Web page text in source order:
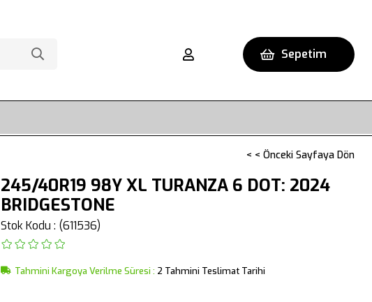
Sepetim
< < Önceki Sayfaya Dön
245/40R19 98Y XL TURANZA 6 DOT: 2024
BRIDGESTONE
Stok Kodu (611536)
Tahmini Kargoya Verilme Süresi : 2 Tahmini Teslimat Tarihi